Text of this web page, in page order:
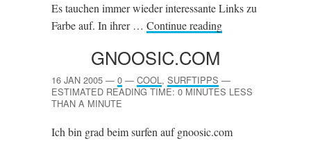
Es tauchen immer wieder interessante Links zu
Farbe auf. In ihrer … Continue reading
GNOOSIC​.COM
16 JAN 2005 — 0 — COOL, SURFTIPPS —
ESTIMATED READING TIME: 0 MINUTES LESS
THAN A MINUTE
Ich bin grad beim surfen auf gnoosic.com